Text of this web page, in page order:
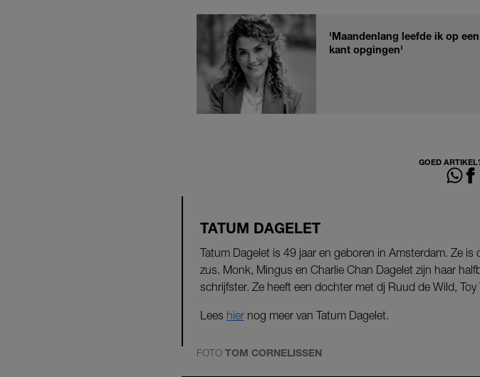
'Maandenlang leefde ik op
kant opgingen'
GOED
TATUM DAGELET
Tatum Dagelet is 49 jaar en geboren in Amsterdam. Ze
zus. Monk, Mingus en Charlie Chan Dagelet zijn haar
schrijfster. Ze heeft een dochter met dj Ruud de Wild, Toy
Lees hier nog meer van Tatum Dagelet.
FOTO TOM CORNELISSEN